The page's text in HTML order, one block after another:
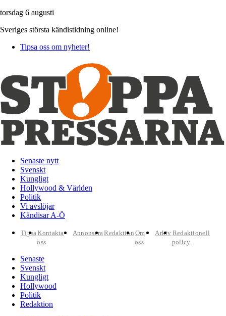
torsdag 6 augusti
Sveriges största kändistidning online!
Tipsa oss om nyheter!
Senaste nytt
Svenskt
Kungligt
Hollywood & Världen
Politik
Vi avslöjar
Kändisar A-Ö
TipsaKontakta
oss
AnnonseraRedaktion Om
oss
Arkiv Redaktionell
policy
Senaste
Svenskt
Kungligt
Hollywood
Politik
Redaktion